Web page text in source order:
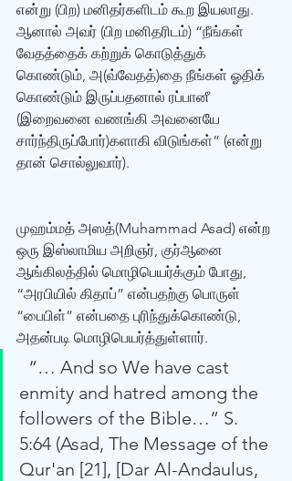
என்று (பிற) மனிதர்களிடம் கூற இயலாது.
ஆனால் அவர் (பிற மனிதரிடம்) “நீங்கள்
வேதத்தைக் கற்றுக் கொடுத்துக்
கொண்டும், அ(வ்வேதத்)தை நீங்கள் ஓதிக்
கொண்டும் இருப்பதனால் ரப்பானீ
(இறைவனை வணங்கி அவனையே
சார்ந்திருப்போர்)களாகி விடுங்கள்” (என்று
தான் சொல்லுவார்).
முஹம்மத் அஸத்(Muhammad Asad) என்ற
ஒரு இஸ்லாமிய அறிஞர், குர்‍ஆனை
ஆங்கிலத்தில் மொழிபெயர்க்கும் போது,
“அரபியில் கிதாப்” என்பதற்கு பொருள்
“பைபிள்” என்பதை புரிந்துக்கொண்டு,
அதன்படி மொழிபெயர்த்துள்ளார்.
enmity and hatred among the
followers of the Bible…” S.
5:64 (Asad, The Message of the
Qur'an [21], [Dar Al-Andaulus,